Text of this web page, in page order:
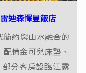
迪森懌曼飯店
約與山水融合的
備金可兒床墊、
分客房設臨江露